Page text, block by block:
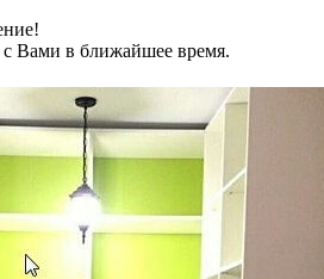
Вами в ближайшее время.